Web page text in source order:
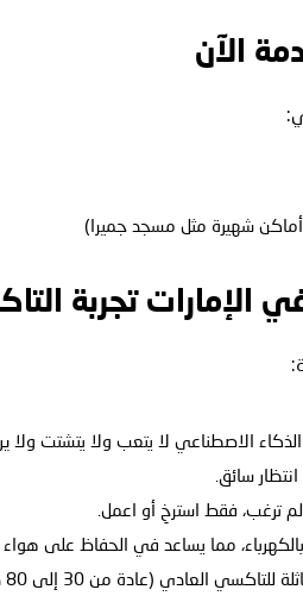
الآن
شهيرة مثل مسجد جميرا)
الإمارات تجربة
الاصطناعي لا يتعب ولا يتشتت ولا
سائق.
ترغب، فقط استرخِ أو اعمل.
مما يساعد في الحفاظ على
(عادة من 30 إلى 80 درهم حسب المسافة).